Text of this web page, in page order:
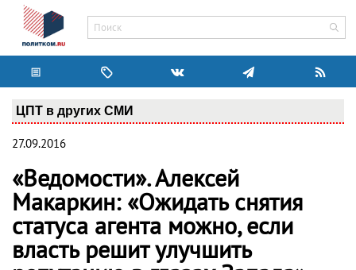
ЦПТ в других СМИ
27.09.2016
«Ведомости». Алексей
Макаркин: «Ожидать снятия
статуса агента можно, если
власть решит улучшить